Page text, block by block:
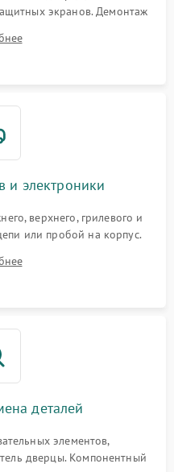
экранов. Демонтаж
для прямого доступа к
плате и вентиляторам.
и электроники
верхнего, грилевого и
или пробой на корпус.
температуры,
мотора конвекции.
деталей
элементов,
дверцы. Компонентный